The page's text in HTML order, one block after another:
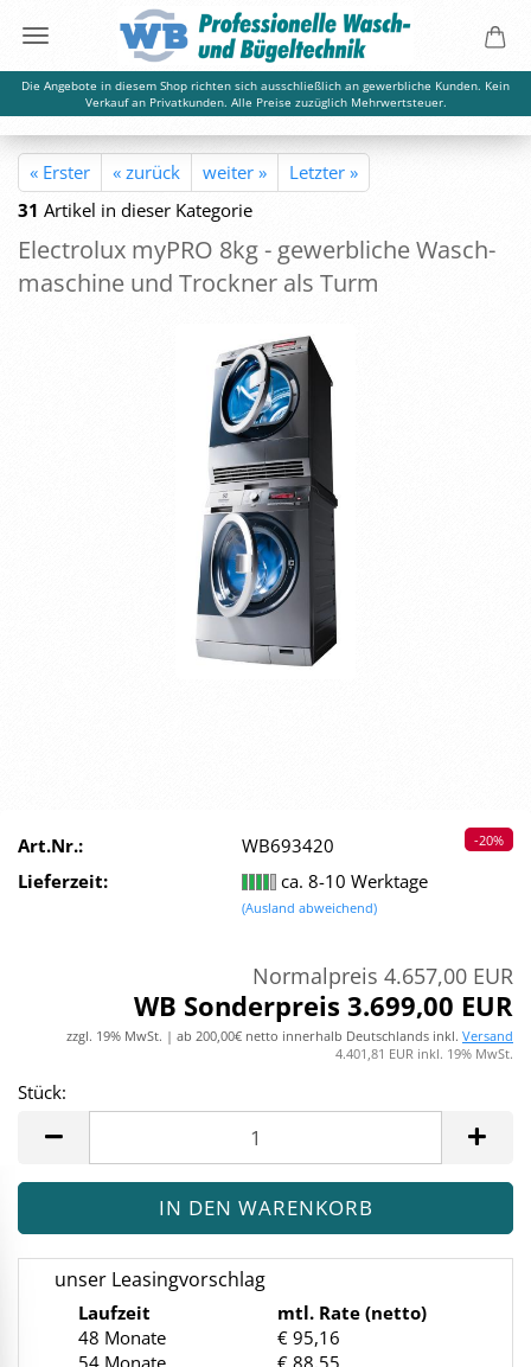
Die Angebote in diesem Shop richten sich ausschließlich an gewerbliche Kunden. Kein
Verkauf an Privatkunden. Alle Preise zuzüglich Mehrwertsteuer.
« Erster « zurück weiter »
Letzter »
31 Artikel in dieser Kategorie
Elec­tro­lux myPRO 8kg - ge­werb­li­che Wasch­
ma­schi­ne und Trock­ner als Turm
-20%
Art.Nr.:
WB693420
Lieferzeit:
ca. 8-10 Werktage
(Ausland abweichend)
Normalpreis 4.657,00 EUR
WB Sonderpreis 3.699,00 EUR
zzgl. 19% MwSt. | ab 200,00€ netto innerhalb Deutschlands inkl. Versand
4.401,81 EUR inkl. 19% MwSt.
Stück:
unser Leasingvorschlag
Laufzeit
mtl. Rate (netto)
48 Monate
€ 95,16
54 Monate
€ 88,55